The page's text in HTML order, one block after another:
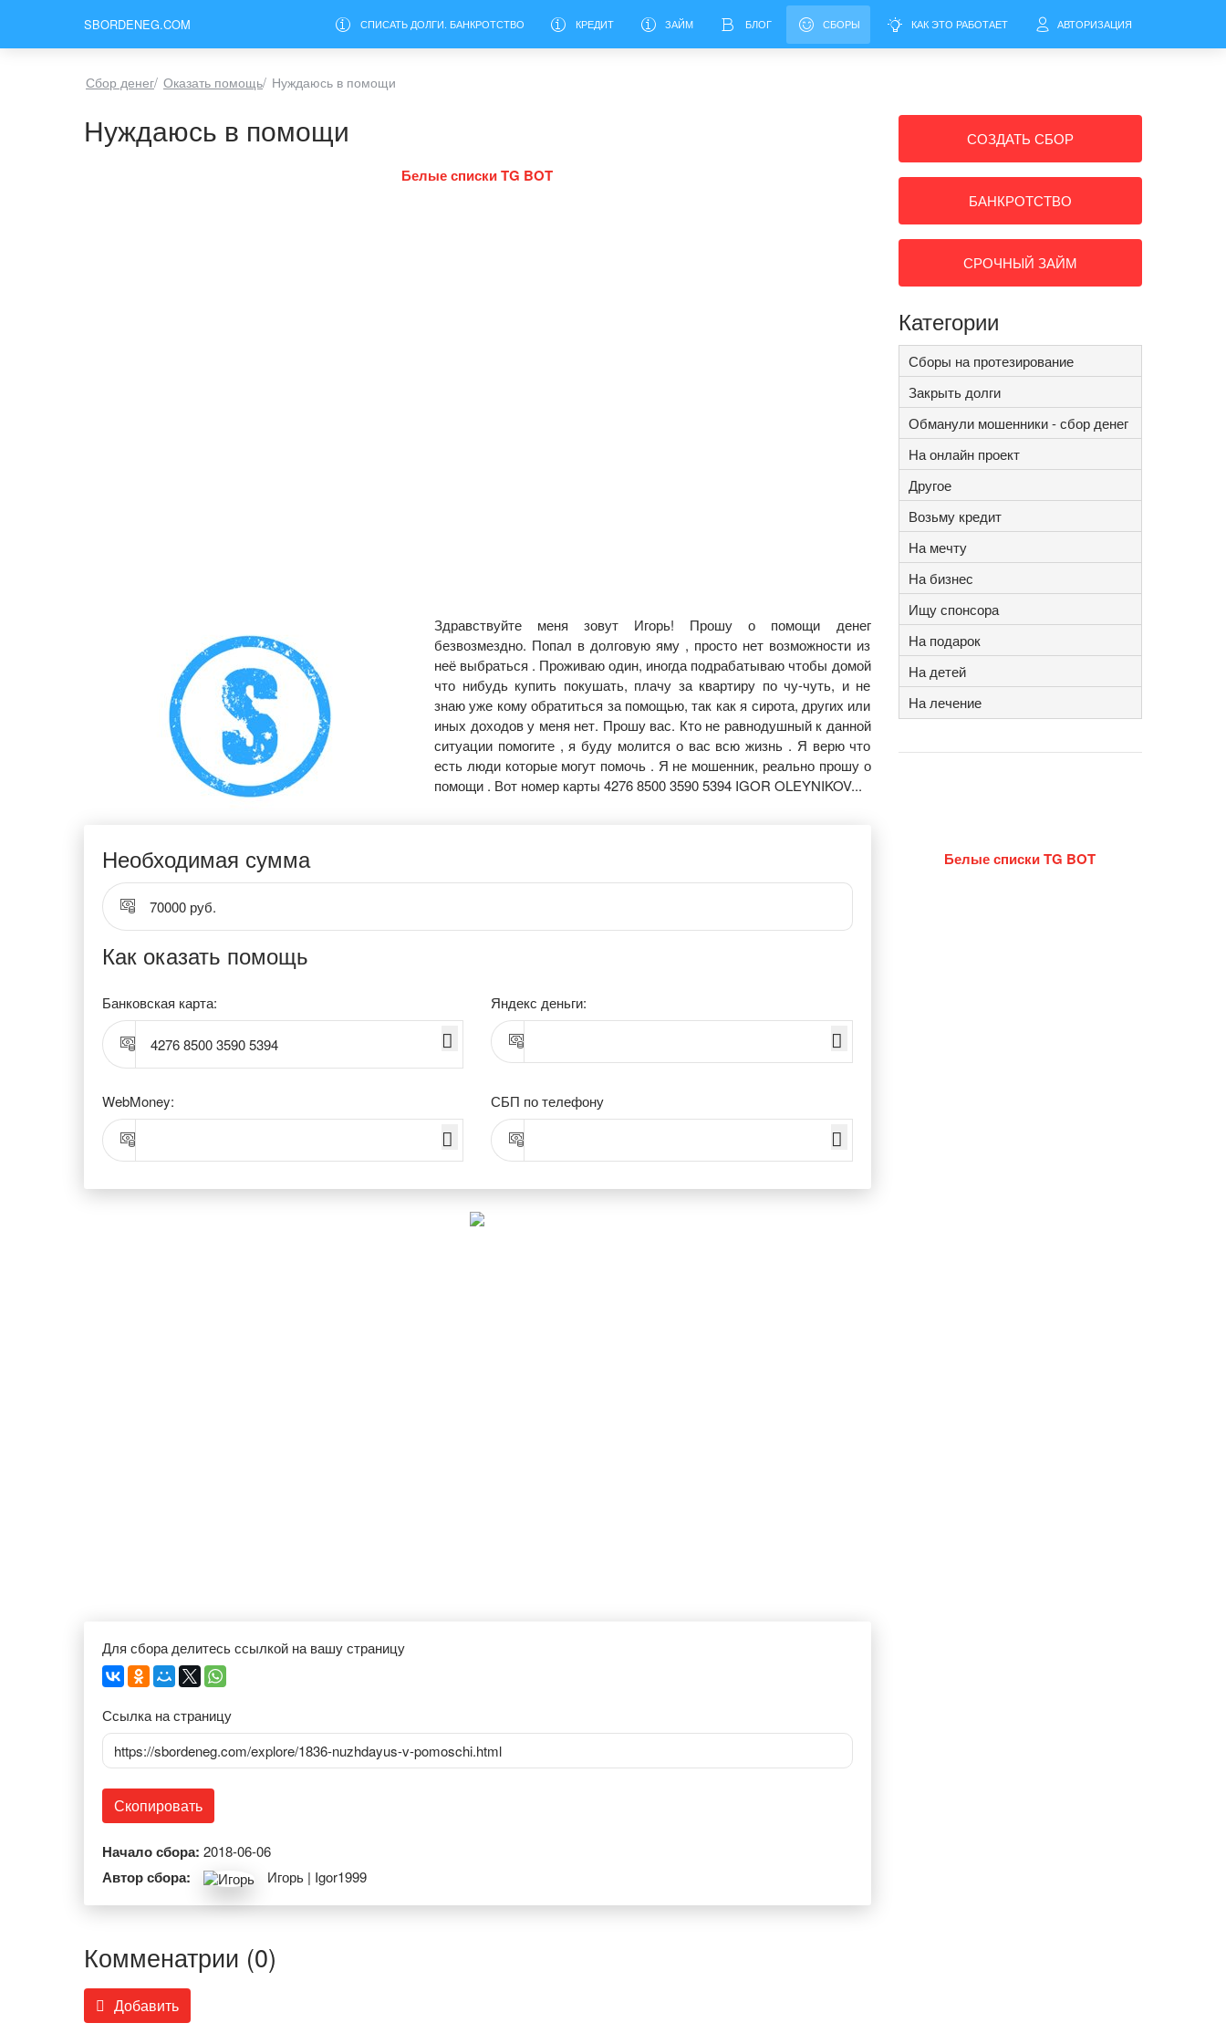
SBORDENEG.COM СПИСАТЬ ДОЛГИ. БАНКРОТСТВО КРЕДИТ ЗАЙМ БЛОГ СБОРЫ КАК ЭТО РАБОТАЕТ АВТОРИЗАЦИЯ
Сбор денег/ Оказать помощь/ Нуждаюсь в помощи
Нуждаюсь в помощи
Белые списки TG BOT
Здравствуйте меня зовут Игорь! Прошу о помощи денег
безвозмездно. Попал в долговую яму , просто нет возможности из
неё выбраться . Проживаю один, иногда подрабатываю чтобы домой
что нибудь купить покушать, плачу за квартиру по чу-чуть, и не
знаю уже кому обратиться за помощью, так как я сирота, других или
иных доходов у меня нет. Прошу вас. Кто не равнодушный к данной
ситуации помогите , я буду молится о вас всю жизнь . Я верю что
есть люди которые могут помочь . Я не мошенник, реально прошу о
помощи . Вот номер карты 4276 8500 3590 5394 IGOR OLEYNIKOV...
Необходимая сумма
70000 руб.
Как оказать помощь
Банковская карта:
4276 8500 3590 5394
Яндекс деньги:
WebMoney: СБП по телефону
Для сбора делитесь ссылкой на вашу страницу
Ссылка на страницу
https://sbordeneg.com/explore/1836-nuzhdayus-v-pomoschi.html
Скопировать
Начало сбора: 2018-06-06
Автор сбора: Игорь | Igor1999
Комменатрии (0)
Добавить
СОЗДАТЬ СБОР
БАНКРОТСТВО
СРОЧНЫЙ ЗАЙМ
Категории
Сборы на протезирование
Закрыть долги
Обманули мошенники - сбор денег
На онлайн проект
Другое
Возьму кредит
На мечту
На бизнес
Ищу спонсора
На подарок
На детей
На лечение
Белые списки TG BOT